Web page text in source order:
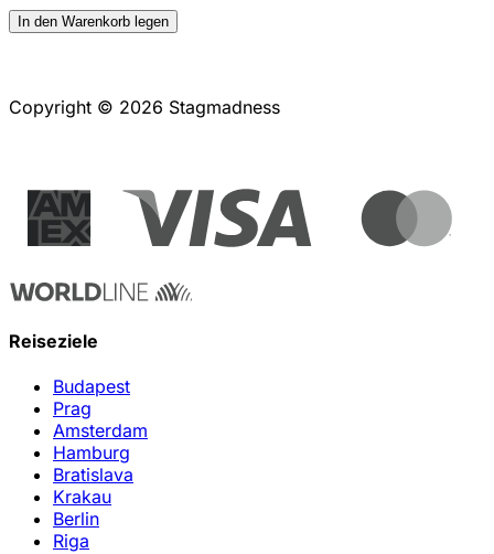
In den Warenkorb legen
Copyright © 2026 Stagmadness
Reiseziele
Budapest
Prag
Amsterdam
Hamburg
Bratislava
Krakau
Berlin
Riga